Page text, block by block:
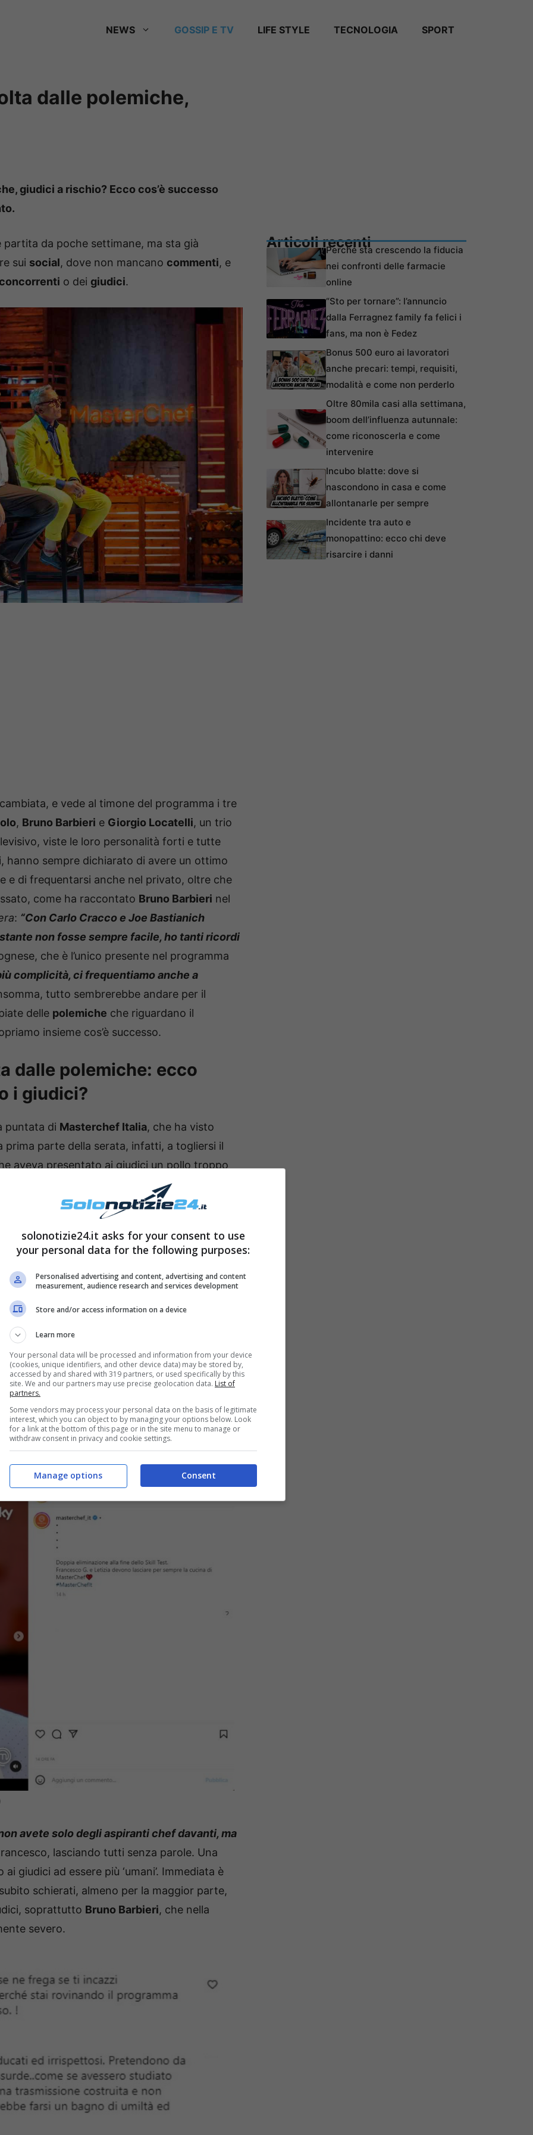
NEWS GOSSIP E TV LIFE STYLE TECNOLOGIA SPORT
dalle polemiche,
giudici a rischio? Ecco cos’è successo
partita da poche settimane, ma sta già
sui social, dove non mancano commenti, e
concorrenti o dei giudici.
e vede al timone del programma i tre
, Bruno Barbieri e Giorgio Locatelli, un trio
viste le loro personalità forti e tutte
hanno sempre dichiarato di avere un ottimo
e di frequentarsi anche nel privato, oltre che
come ha raccontato Bruno Barbieri nel
: “Con Carlo Cracco e Joe Bastianich
non fosse sempre facile, ho tanti ricordi
che è l’unico presente nel programma
complicità, ci frequentiamo anche a
tutto sembrerebbe andare per il
delle polemiche che riguardano il
insieme cos’è successo.
dalle polemiche: ecco
i giudici?
puntata di Masterchef Italia, che ha visto
prima parte della serata, infatti, a togliersi il
aveva presentato ai giudici un pollo troppo
un durissimo
, sono stati
Quest’ultimo era considerato tra i
interrompersi il suo percorso nella fase
però, tutti ricorderanno probabilmente la
la cucina di Masterchef, infatti, Francesco ha
parole hanno fatto velocemente il giro del
avete solo degli aspiranti chef davanti, ma
lasciando tutti senza parole. Una
giudici ad essere più ‘umani’. Immediata è
schierati, almeno per la maggior parte,
soprattutto Bruno Barbieri, che nella
severo.
Articoli recentiPerché sta crescendo la fiducia
nei confronti delle farmacie
online
“Sto per tornare”: l’annuncio
dalla Ferragnez family fa felici i
fans, ma non è Fedez
Bonus 500 euro ai lavoratori
anche precari: tempi, requisiti,
modalità e come non perderlo
Oltre 80mila casi alla settimana,
boom dell’influenza autunnale:
come riconoscerla e come
intervenire
Incubo blatte: dove si
nascondono in casa e come
allontanarle per sempre
Incidente tra auto e
monopattino: ecco chi deve
risarcire i danni
solonotizie24.it asks for your consent to use
your personal data for the following purposes:
Personalised advertising and content, advertising and content
measurement, audience research and services development
Store and/or access information on a device
Learn more
Your personal data will be processed and information from your device
(cookies, unique identifiers, and other device data) may be stored by,
accessed by and shared with 319 partners, or used specifically by this
site. We and our partners may use precise geolocation data. List of
partners.
Some vendors may process your personal data on the basis of legitimate
interest, which you can object to by managing your options below. Look
for a link at the bottom of this page or in the site menu to manage or
withdraw consent in privacy and cookie settings.
Consent
Manage options